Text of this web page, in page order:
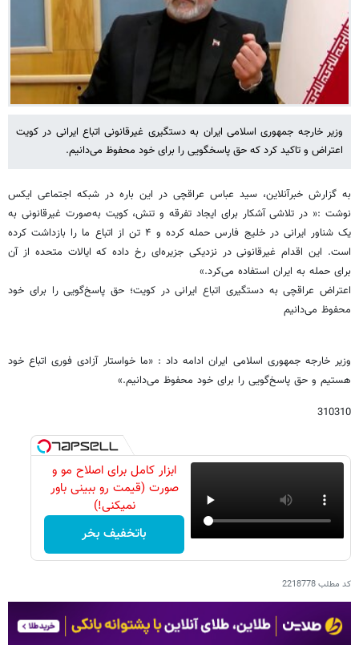
وزیر خارجه جمهوری اسلامی ایران به دستگیری غیرقانونی اتباع ایرانی در کویت
اعتراض و تاکید کرد که حق پاسخگویی را برای خود محفوظ می‌دانیم.
به گزارش خبرآنلاین، سید عباس عراقچی در این باره در شبکه اجتماعی ایکس
نوشت :« در تلاشی آشکار برای ایجاد تفرقه و تنش، کویت به‌صورت غیرقانونی به
یک شناور ایرانی در خلیج فارس حمله کرده و ۴ تن از اتباع ما را بازداشت کرده
است. این اقدام غیرقانونی در نزدیکی جزیره‌ای رخ داده که ایالات متحده از آن
برای حمله به ایران استفاده می‌کرد.»
اعتراض عراقچی به دستگیری اتباع ایرانی در کویت؛ حق پاسخ‌گویی را برای خود
محفوظ می‌دانیم
وزیر خارجه جمهوری اسلامی ایران ادامه داد : «ما خواستار آزادی فوری اتباع خود
هستیم و حق پاسخ‌گویی را برای خود محفوظ می‌دانیم.»
310310
ابزار کامل برای اصلاح مو و
صورت (قیمت رو ببینی باور
نمیکنی!)
باتخفیف بخر
کد مطلب2218778